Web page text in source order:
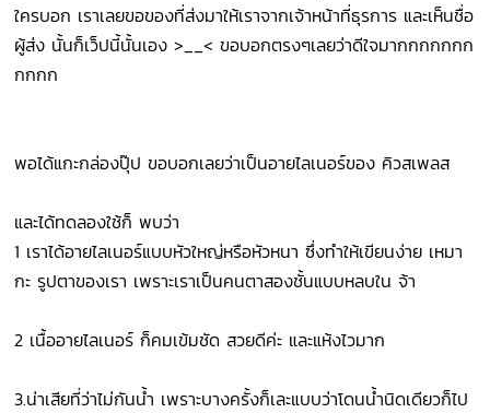
ใครบอก เราเลยขอของที่ส่งมาให้เราจากเจ้าหน้าที่ธุรการ และเห็นชื่อ
ผู้ส่ง นั้นก็เว็ปนี้นั้นเอง >__< ขอบอกตรงๆเลยว่าดีใจมากกกกกกก
กกกก
พอได้แกะกล่องปุ๊ป ขอบอกเลยว่าเป็นอายไลเนอร์ของ คิวสเพลส
และได้ทดลองใช้ก็ พบว่า
1 เราได้อายไลเนอร์แบบหัวใหญ่หรือหัวหนา ซึ่งทำให้เขียนง่าย เหมา
กะ รูปตาของเรา เพราะเราเป็นคนตาสองชั้นแบบหลบใน จ้า
2 เนื้ออายไลเนอร์ ก็คมเข้มชัด สวยดีค่ะ และแห้งไวมาก
3.น่าเสียที่ว่าไม่กันน้ำ เพราะบางครั้งก็เละแบบว่าโดนน้ำนิดเดียวก็ไป